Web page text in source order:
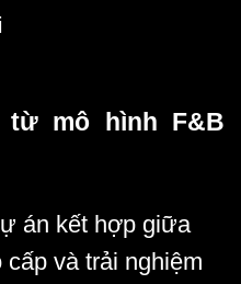
từ mô hình F&B
án kết hợp giữa
và trải nghiệm